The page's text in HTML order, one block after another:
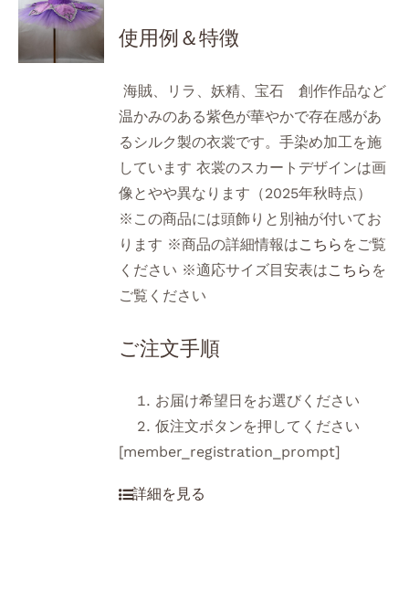
使用例＆特徴
海賊、リラ、妖精、宝石 創作作品など
温かみのある紫色が華やかで存在感があ
るシルク製の衣裳です。手染め加工を施
しています 衣裳のスカートデザインは画
像とやや異なります（2025年秋時点）
※この商品には頭飾りと別袖が付いてお
ります ※商品の詳細情報はこちら をご覧
ください ※適応サイズ目安表はこちら を
ご覧ください
ご注文手順
お届け希望日をお選びください
仮注文ボタンを押してください
[member_registration_prompt]